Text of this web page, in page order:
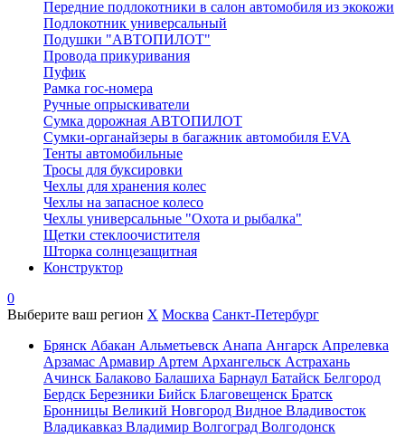
Передние подлокотники в салон автомобиля из экокожи
Подлокотник универсальный
Подушки "АВТОПИЛОТ"
Провода прикуривания
Пуфик
Рамка гос-номера
Ручные опрыскиватели
Сумка дорожная АВТОПИЛОТ
Сумки-органайзеры в багажник автомобиля EVA
Тенты автомобильные
Тросы для буксировки
Чехлы для хранения колес
Чехлы на запасное колесо
Чехлы универсальные "Охота и рыбалка"
Щетки стеклоочистителя
Шторка солнцезащитная
Конструктор
0
Выберите ваш регион X Москва Санкт-Петербург
Брянск Абакан Альметьевск Анапа Ангарск Апрелевка
Арзамас Армавир Артем Архангельск Астрахань
Ачинск Балаково Балашиха Барнаул Батайск Белгород
Бердск Березники Бийск Благовещенск Братск
Бронницы Великий Новгород Видное Владивосток
Владикавказ Владимир Волгоград Волгодонск